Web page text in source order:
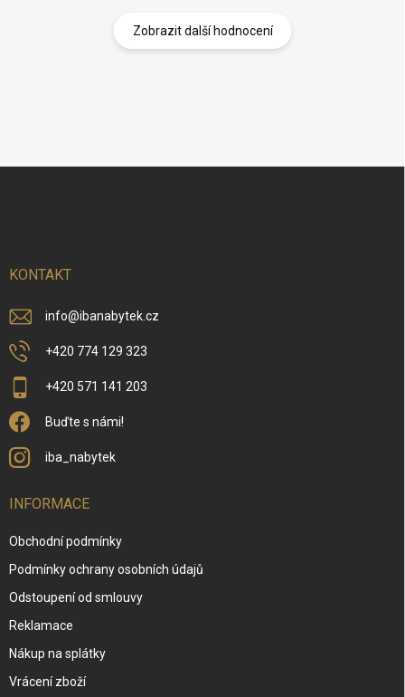
Zobrazit další hodnocení
KONTAKT
info@ibanabytek.cz
+420 774 129 323
+420 571 141 203
Buďte s námi!
iba_nabytek
INFORMACE
Obchodní podmínky
Podmínky ochrany osobních údajů
Odstoupení od smlouvy
Reklamace
Nákup na splátky
Vrácení zboží